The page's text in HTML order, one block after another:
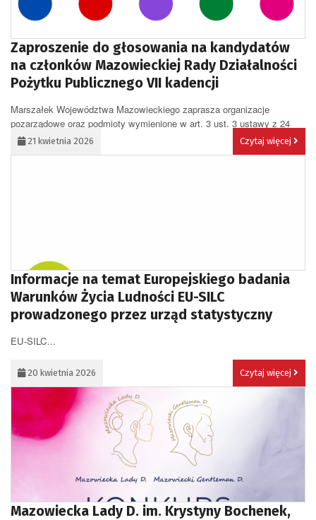
Zaproszenie do głosowania na kandydatów
na członków Mazowieckiej Rady Działalności
Pożytku Publicznego VII kadencji
Marszałek Województwa Mazowieckiego zaprasza organizacje
pozarządowe oraz podmioty wymienione w art. 3 ust. 3 ustawy z 24
kwietnia 2003 r. o...
21 kwietnia 2026 Czytaj więcej
Informacje na temat Europejskiego badania
Warunków Życia Ludności EU-SILC
prowadzonego przez urząd statystyczny
EU-SILC...
20 kwietnia 2026 Czytaj więcej
Mazowiecka Lady D. im. Krystyny Bochenek,